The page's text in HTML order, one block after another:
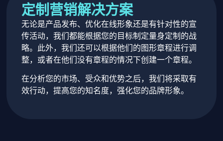
定制营销解决方案
无论是产品发布、优化在线形象还是有针对性的宣
传活动，我们都能根据您的目标制定量身定制的战
略。此外，我们还可以根据他们的图形章程进行调
整，或者在他们没有章程的情况下创建一个章程。
在分析您的市场、受众和优势之后，我们将采取有
效行动，提高您的知名度，强化您的品牌形象。